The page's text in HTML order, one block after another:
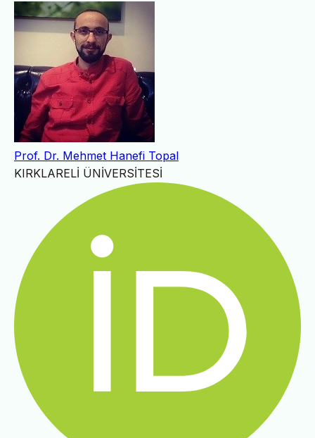
Prof. Dr. Mehmet Hanefi Topal
KIRKLARELİ ÜNİVERSİTESİ